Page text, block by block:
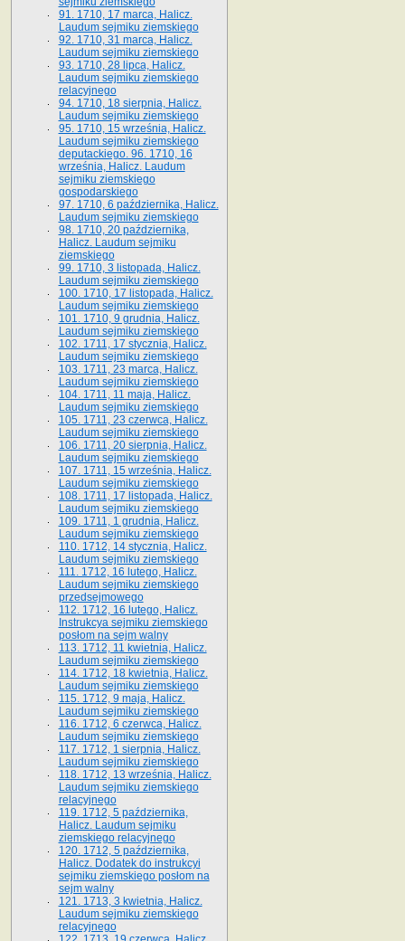
91. 1710, 17 marca, Halicz.
Laudum sejmiku ziemskiego
92. 1710, 31 marca, Halicz.
Laudum sejmiku ziemskiego
93. 1710, 28 lipca, Halicz.
Laudum sejmiku ziemskiego
relacyjnego
94. 1710, 18 sierpnia, Halicz.
Laudum sejmiku ziemskiego
95. 1710, 15 września, Halicz.
Laudum sejmiku ziemskiego
deputackiego. 96. 1710, 16
września, Halicz. Laudum
sejmiku ziemskiego
gospodarskiego
97. 1710, 6 października, Halicz.
Laudum sejmiku ziemskiego
98. 1710, 20 października,
Halicz. Laudum sejmiku
ziemskiego
99. 1710, 3 listopada, Halicz.
Laudum sejmiku ziemskiego
100. 1710, 17 listopada, Halicz.
Laudum sejmiku ziemskiego
101. 1710, 9 grudnia, Halicz.
Laudum sejmiku ziemskiego
102. 1711, 17 stycznia, Halicz.
Laudum sejmiku ziemskiego
103. 1711, 23 marca, Halicz.
Laudum sejmiku ziemskiego
104. 1711, 11 maja, Halicz.
Laudum sejmiku ziemskiego
105. 1711, 23 czerwca, Halicz.
Laudum sejmiku ziemskiego
106. 1711, 20 sierpnia, Halicz.
Laudum sejmiku ziemskiego
107. 1711, 15 września, Halicz.
Laudum sejmiku ziemskiego
108. 1711, 17 listopada, Halicz.
Laudum sejmiku ziemskiego
109. 1711, 1 grudnia, Halicz.
Laudum sejmiku ziemskiego
110. 1712, 14 stycznia, Halicz.
Laudum sejmiku ziemskiego
111. 1712, 16 lutego, Halicz.
Laudum sejmiku ziemskiego
przedsejmowego
112. 1712, 16 lutego, Halicz.
Instrukcya sejmiku ziemskiego
posłom na sejm walny
113. 1712, 11 kwietnia, Halicz.
Laudum sejmiku ziemskiego
114. 1712, 18 kwietnia, Halicz.
Laudum sejmiku ziemskiego
115. 1712, 9 maja, Halicz.
Laudum sejmiku ziemskiego
116. 1712, 6 czerwca, Halicz.
Laudum sejmiku ziemskiego
117. 1712, 1 sierpnia, Halicz.
Laudum sejmiku ziemskiego
118. 1712, 13 września, Halicz.
Laudum sejmiku ziemskiego
relacyjnego
119. 1712, 5 października,
Halicz. Laudum sejmiku
ziemskiego relacyjnego
120. 1712, 5 października,
Halicz. Dodatek do instrukcyi
sejmiku ziemskiego posłom na
sejm walny
121. 1713, 3 kwietnia, Halicz.
Laudum sejmiku ziemskiego
relacyjnego